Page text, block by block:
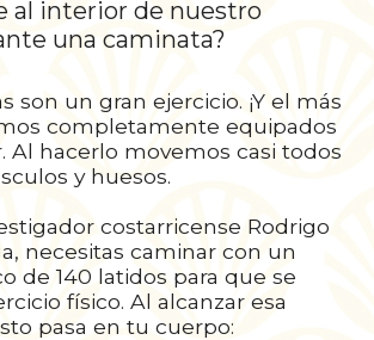
al interior de nuestro
una caminata?
son un gran ejercicio. ¡Y el más
completamente equipados
Al hacerlo movemos casi todos
y huesos.
costarricense Rodrigo
necesitas caminar con un
de 140 latidos para que se
físico. Al alcanzar esa
pasa en tu cuerpo: